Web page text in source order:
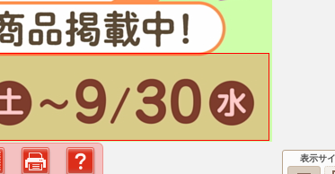
表示サ